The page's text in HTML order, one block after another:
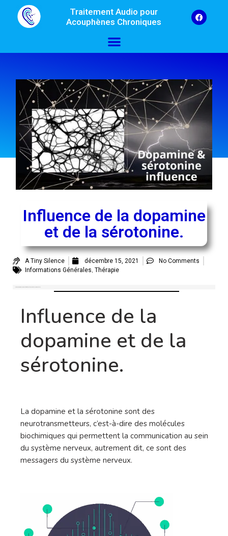
Traitement Audio pour
Acouphènes Chroniques
Influence de la dopamine
et de la sérotonine.
A Tiny Silence décembre 15, 2021
No Comments
Informations Générales, Thérapie
Influence de la
dopamine et de la
sérotonine.
La dopamine et la sérotonine sont des
neurotransmetteurs, c’est-à-dire des molécules
biochimiques qui permettent la communication au sein
du système nerveux, autrement dit, ce sont des
messagers du système nerveux.